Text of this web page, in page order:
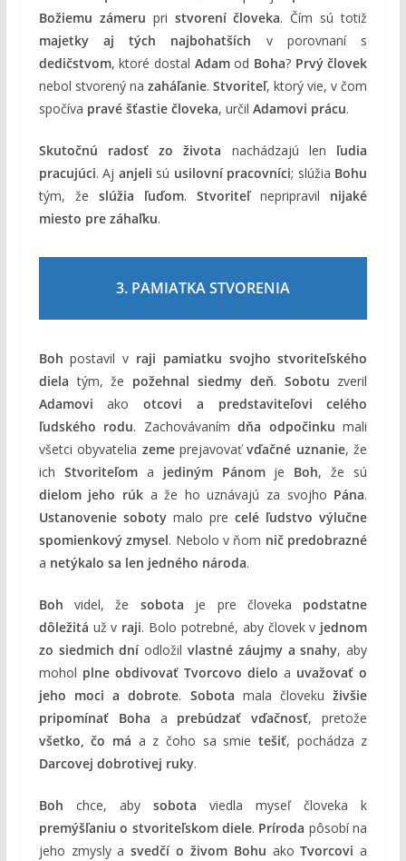
Božiemu zámeru pri stvorení človeka. Čím sú totiž
majetky aj tých najbohatších v porovnaní s
dedičstvom, ktoré dostal Adamod Boha? Prvý človek
nebol stvorený na zaháľanie.Stvoriteľ, ktorý vie, v čom
spočíva pravé šťastie človeka, určil Adamovi prácu.
Skutočnú radosť zo života nachádzajú len ľudia
pracujúci. Aj anjeli sú usilovní pracovníci; slúžia Bohu
tým, že slúžia ľuďom.Stvoriteľnepripravil nijaké
miesto pre záhaľku.
3. PAMIATKA STVORENIA
Boh postavil v raji pamiatku svojho stvoriteľského
diela tým, že požehnal siedmy deň. Sobotu zveril
Adamovi akootcovi a predstaviteľovi celého
ľudského rodu. Zachovávanímdňa odpočinku mali
všetci obyvatelia zemeprejavovaťvďačné uznanie, že
ich Stvoriteľoma jediným Pánomje Boh, že sú
dielom jeho rúka že ho uznávajú za svojho Pána.
Ustanovenie sobotymalo precelé ľudstvo výlučne
spomienkový zmysel. Nebolo v ňom nič predobrazné
a netýkalo sa len jedného národa.
Boh videl, že sobota je pre človeka podstatne
dôležitá už v raji. Bolo potrebné, aby človek v jednom
zo siedmich dní odložil vlastné záujmy a snahy, aby
mohol plne obdivovať Tvorcovo dielo a uvažovať o
jeho moci a dobrote. Sobota mala človekuživšie
pripomínať Boha a prebúdzať vďačnosť, pretože
všetko, čo má a z čoho sa smie tešiť, pochádza z
Darcovej dobrotivej ruky.
Boh chce, aby sobota viedla myseľ človeka k
premýšľaniu o stvoriteľskom diele. Príroda pôsobí na
jeho zmysly asvedčí o živom Bohu akoTvorcovi a